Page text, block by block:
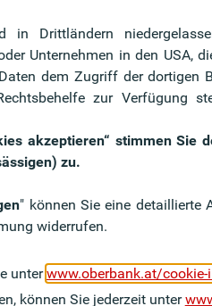
notwendige Cookies
in Drittländern
Unternehmen in den USA,
dem Zugriff der dortigen
zur Verfügung
akzeptieren“ stimmen Sie
zu.
" können Sie eine detaillierte
widerrufen.
unterwww.oberbank.at/
können Sie jederzeit unter